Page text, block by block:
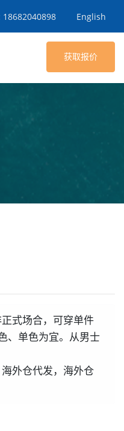
18682040898 English
获取报价
式场合，可穿单件
、单色为宜。从男士
外仓代发，海外仓